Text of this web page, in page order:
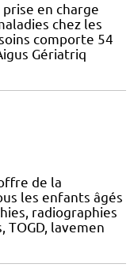
en charge
chez les
comporte 54
Gériatriq
de la
les enfants âgés
radiographies
TOGD, lavemen